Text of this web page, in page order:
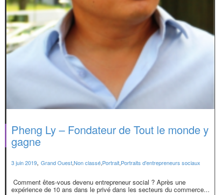
Pheng Ly – Fondateur de Tout le monde y
gagne
3 juin 2019, Grand Ouest,Non classé,Portrait,Portraits d'entrepreneurs sociaux
Comment êtes-vous devenu entrepreneur social ? Après une
expérience de 10 ans dans le privé dans les secteurs du commerce...